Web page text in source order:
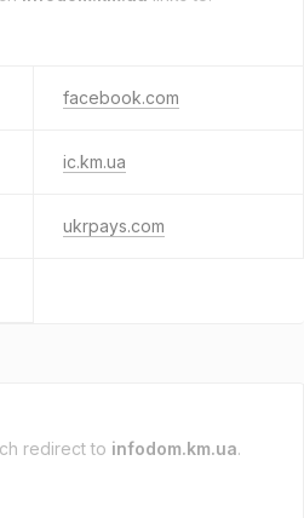
facebook.com
ic.km.ua
ukrpays.com
redirect to infodom.km.ua.